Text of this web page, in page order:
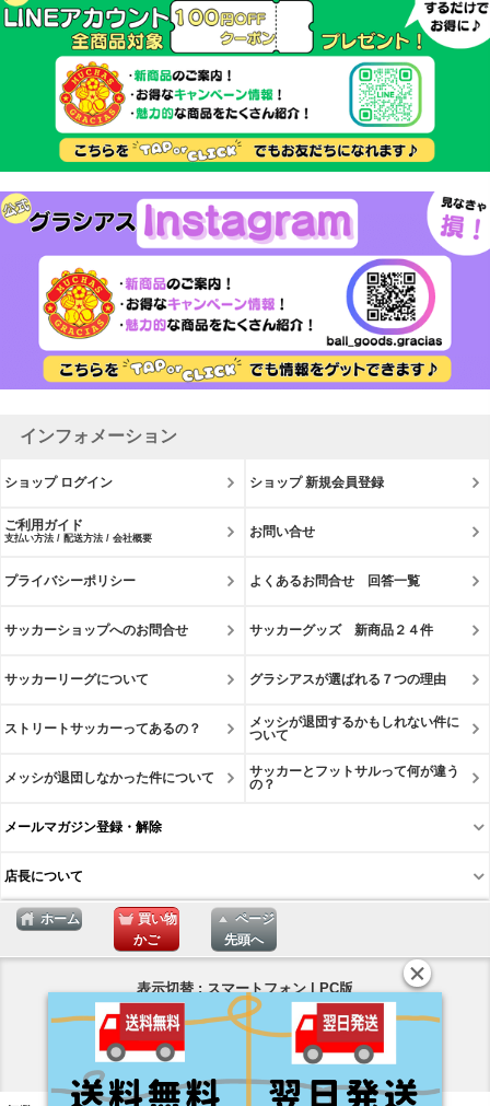
インフォメーション
ショップ ログイン ショップ 新規会員登録
ご利用ガイド
支払い方法 / 配送方法 / 会社概要 お問い合せ
プライバシーポリシー よくあるお問合せ 回答一覧
サッカーショップへのお問合せ サッカーグッズ 新商品２４件
サッカーリーグについて グラシアスが選ばれる７つの理由
ストリートサッカーってあるの？
メッシが退団するかもしれない件に
ついて
メッシが退団しなかった件について
サッカーとフットサルって何が違う
の？
メールマガジン登録・解除
店長について
ホーム
買い物
かご
ページ
先頭へ
表示切替 : スマートフォン |PC版